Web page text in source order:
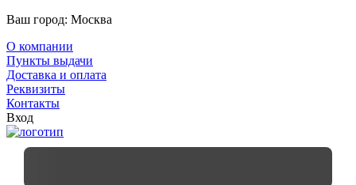
Ваш город: Москва
О компании
Пункты выдачи
Доставка и оплата
Реквизиты
Контакты
Вход